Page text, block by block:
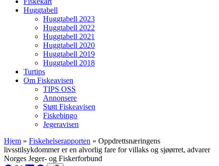
Huggtabell
Huggtabell 2023
Huggtabell 2022
Huggtabell 2021
Huggtabell 2020
Huggtabell 2019
Huggtabell 2018
Turtips
Om Fiskeavisen
TIPS OSS
Annonsere
Støtt Fiskeavisen
Fiskebingo
Jegeravisen
Hjem » Fiskehelserapporten » Oppdrettsnæringens
livsstilsykdommer er en alvorlig fare for villaks og sjøørret, advarer
Norges Jeger- og Fiskerforbund